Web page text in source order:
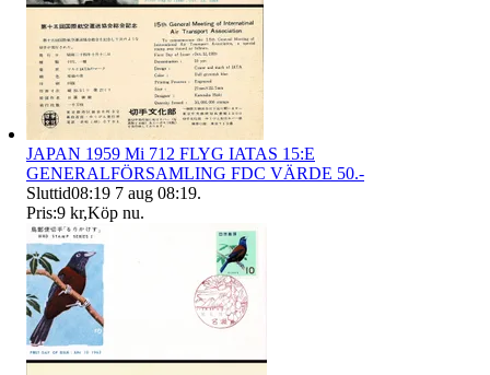
JAPAN 1959 Mi 712 FLYG IATAS 15:E
GENERALFÖRSAMLING FDC VÄRDE 50.-
Sluttid08:19 7 aug 08:19.
Pris:9 kr,Köp nu.